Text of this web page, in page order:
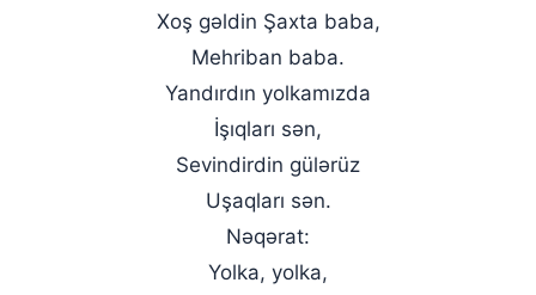
Xoş gəldin Şaxta baba,
Mehriban baba.
Yandırdın yolkamızda
İşıqları sən,
Sevindirdin gülərüz
Uşaqları sən.
Nəqərat:
Yolka, yolka,